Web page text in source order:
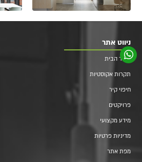
ניווט אתר
עמוד הבית
תקרות אקוסטיות
חיפוי קיר
פרויקטים
מידע מקצועי
מדיניות פרטיות
מפת אתר